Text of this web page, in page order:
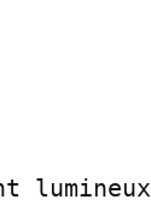
lumineux